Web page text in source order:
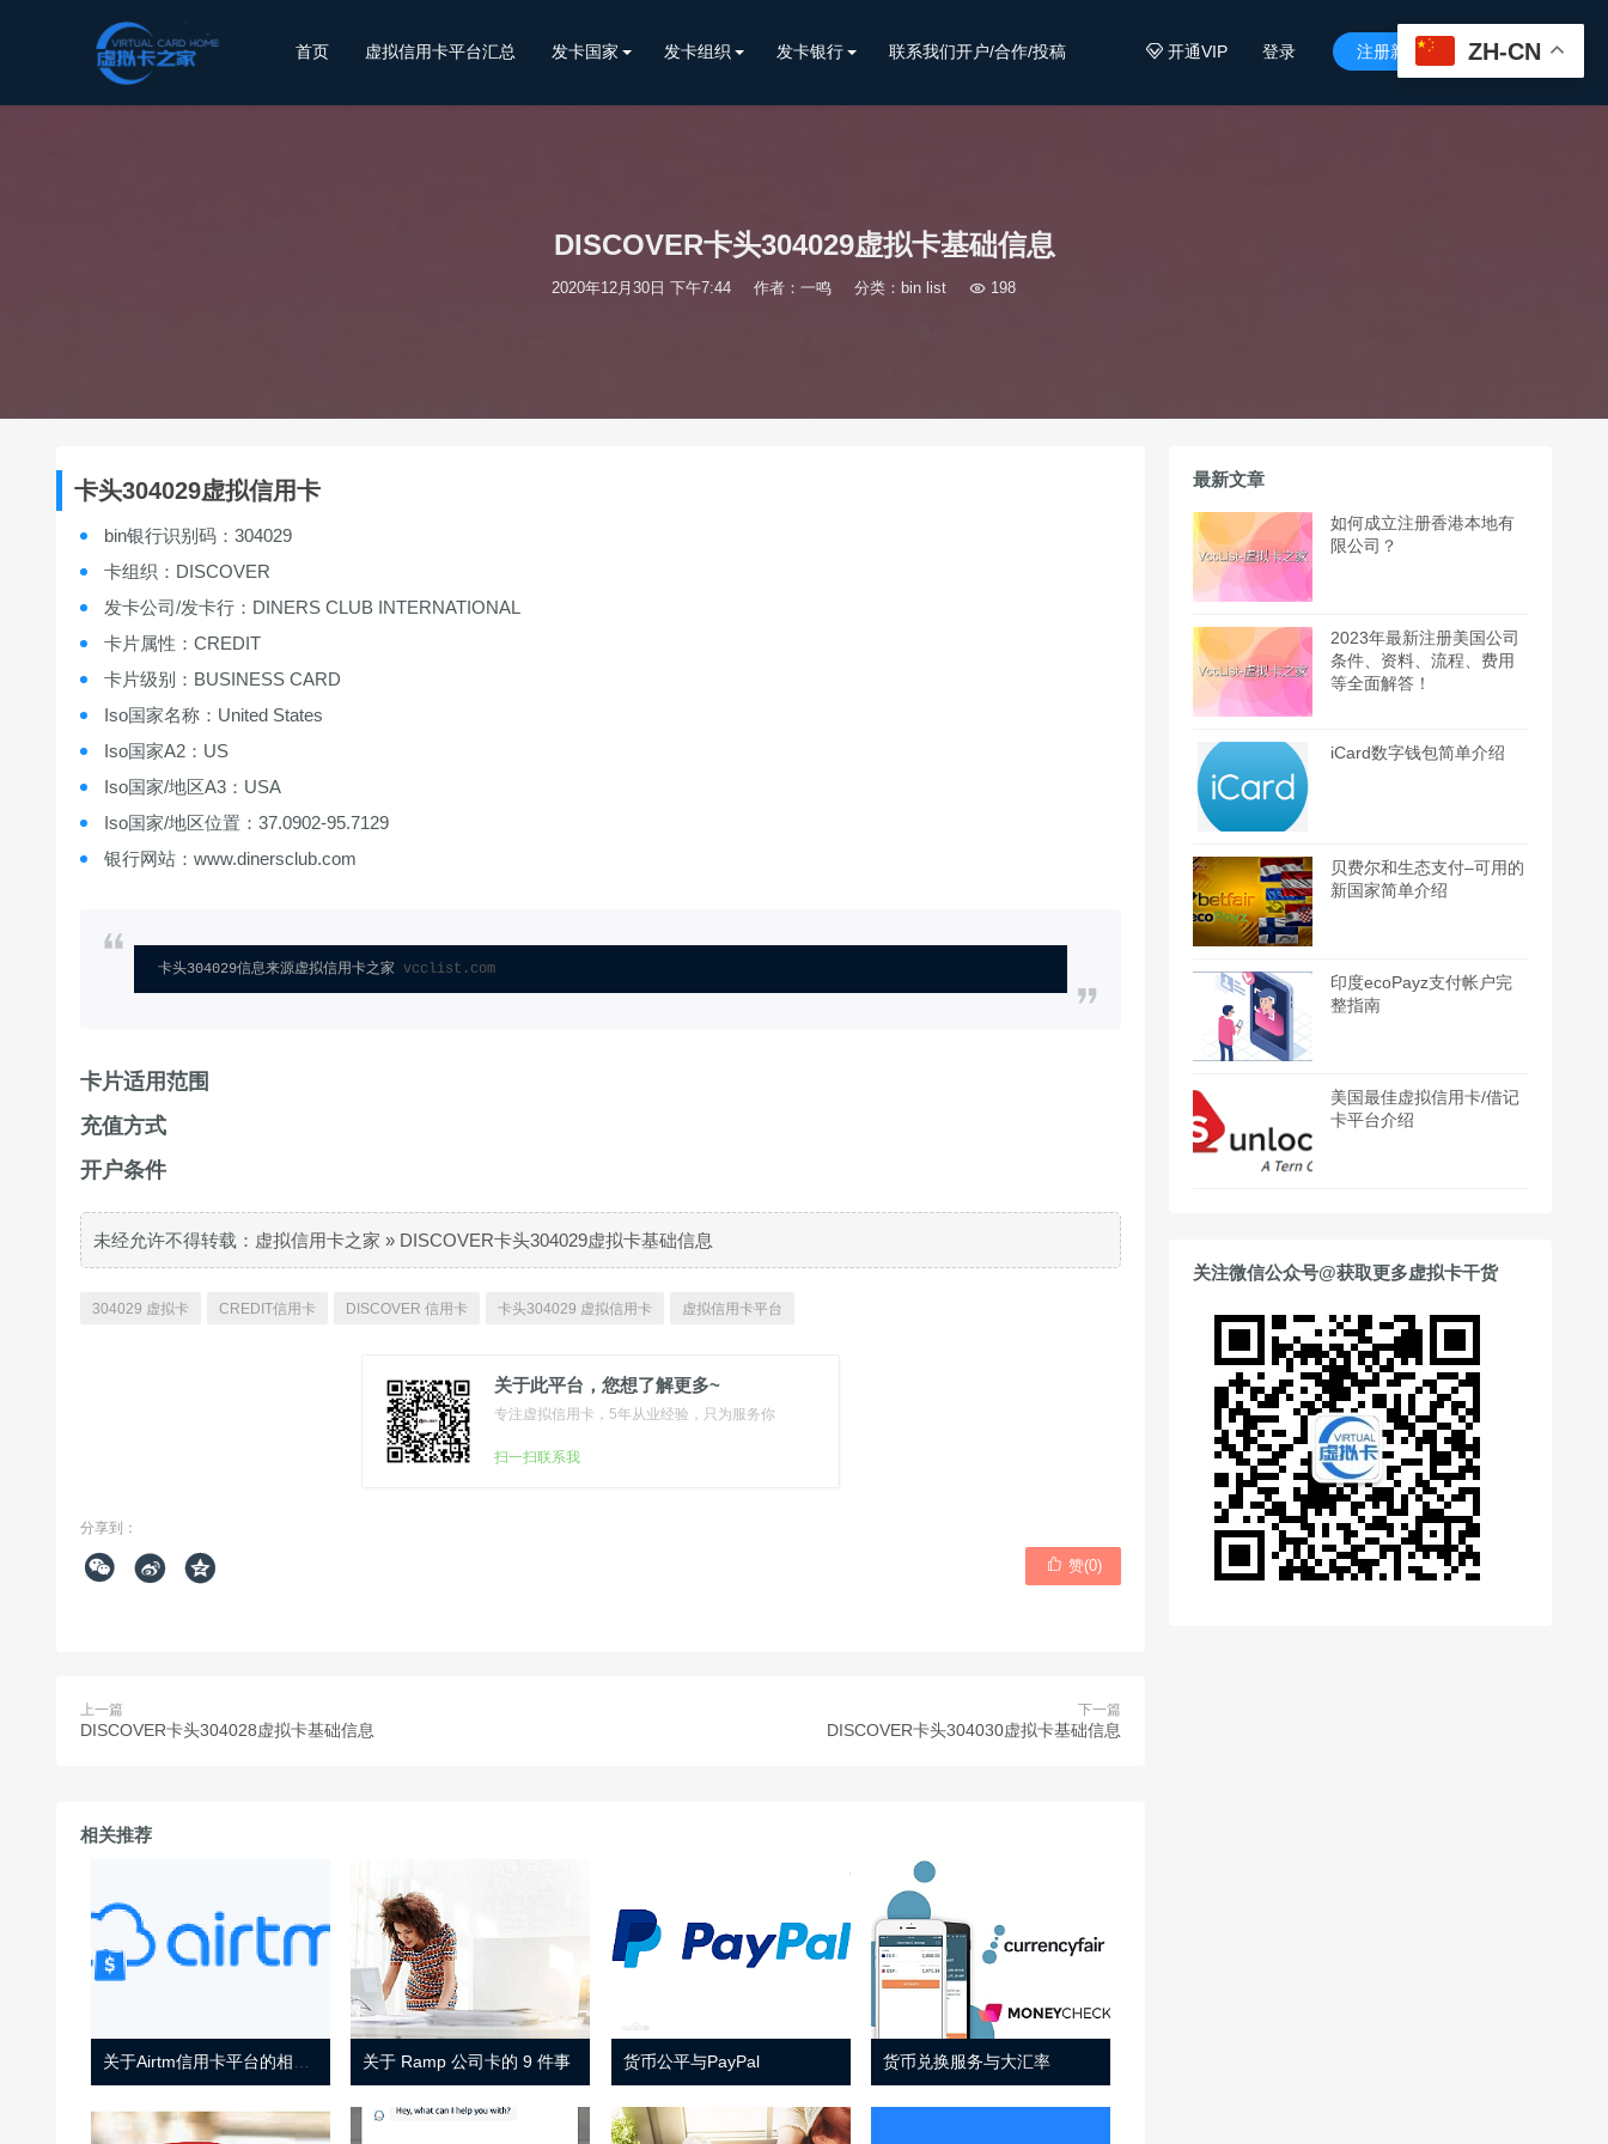
开通VIP 登录 注册新用户 
首页 虚拟信用卡平台汇总 发卡国家 发卡组织 发卡银行 联系我们开户/合作/投稿
DISCOVER卡头304029虚拟卡基础信息
2020年12月30日 下午7:44 作者：一鸣 分类： bin list  198
卡头304029虚拟信用卡
bin银行识别码：304029
卡组织：DISCOVER
发卡公司/发卡行：DINERS CLUB INTERNATIONAL
卡片属性：CREDIT
卡片级别：BUSINESS CARD
Iso国家名称：United States
Iso国家A2：US
Iso国家/地区A3：USA
Iso国家/地区位置：37.0902-95.7129
银行网站：www.dinersclub.com
卡头304029信息来源虚拟信用卡之家 vcclist.com
卡片适用范围
充值方式
开户条件
未经允许不得转载： 虚拟信用卡之家 » DISCOVER卡头304029虚拟卡基础信息
304029 虚拟卡 CREDIT信用卡 DISCOVER 信用卡 卡头304029 虚拟信用卡 虚拟信用卡平台
关于此平台，您想了解更多~
专注虚拟信用卡，5年从业经验，只为服务你
扫一扫联系我
分享到：
    赞(0)
上一篇
DISCOVER卡头304028虚拟卡基础信息
下一篇
DISCOVER卡头304030虚拟卡基础信息
相关推荐
关于 Ramp 公司卡的 9 件事 货币公平与PayPal 货币兑换服务与大汇率
最新文章
如何成立注册香港本地有
限公司？
2023年最新注册美国公司
条件、资料、流程、费用
等全面解答！
iCard数字钱包简单介绍
贝费尔和生态支付–可用的
新国家简单介绍
印度ecoPayz支付帐户完
整指南
美国最佳虚拟信用卡/借记
卡平台介绍
关注微信公众号@获取更多虚拟卡干货
ZH-CN